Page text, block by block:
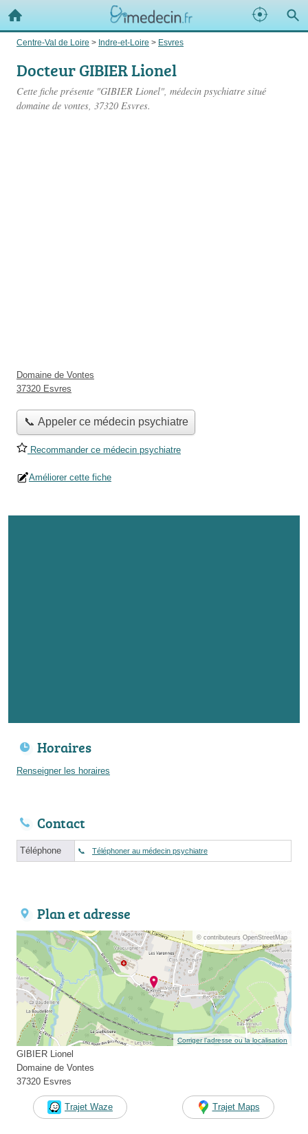
Centre-Val de Loire > Indre-et-Loire > Esvres
Docteur GIBIER Lionel
Cette fiche présente "GIBIER Lionel", médecin psychiatre situé
domaine de vontes, 37320 Esvres.
Domaine de Vontes
37320 Esvres
📞 Appeler ce médecin psychiatre
Recommander ce médecin psychiatre
Améliorer cette fiche
Horaires
Renseigner les horaires
Contact
Téléphone Téléphoner au médecin psychiatre
Plan et adresse
© contributeurs OpenStreetMap
Corriger l’adresse ou la localisation
GIBIER Lionel
Domaine de Vontes
37320 Esvres
Trajet Waze Trajet Maps